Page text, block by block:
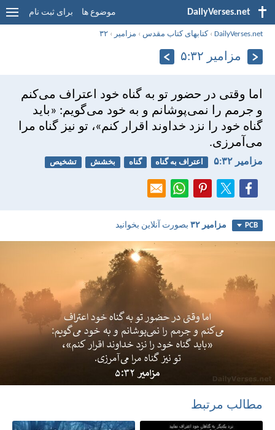
DailyVerses.net موضوع ها برای ثبت نام
DailyVerses.net
›کتابهای کتاب مقدس › مزامير ›۳۲
مزامير ۳۲:‏۵
اما وقتی در حضور تو به گناه خود اعتراف می‌كنم
و جرمم را نمی‌پوشانم و به خود می‌گويم: «بايد
گناه خود را نزد خداوند اقرار كنم»، تو نيز گناه مرا
می‌آمرزی.
مزامير ۳۲:‏۵ اعتراف به گناه گناه بخشش تشخیص
PCB مزامير ۳۲ بصورت آنلاین بخوانید
مطالب مرتبط